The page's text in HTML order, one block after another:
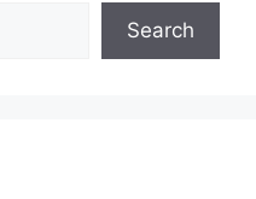
(Mohon
Malaysia
daripada
Search